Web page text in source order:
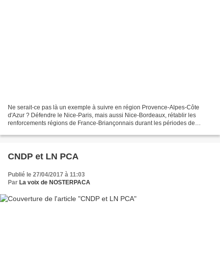
Ne serait-ce pas là un exemple à suivre en région Provence-Alpes-Côte
d'Azur ? Défendre le Nice-Paris, mais aussi Nice-Bordeaux, rétablir les
renforcements régions de France-Briançonnais durant les périodes de
CNDP et LN PCA
Publié le 27/04/2017 à 11:03
Par La voix de NOSTERPACA